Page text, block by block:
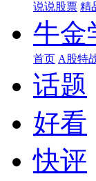
说说股票 精
牛金
首页 A股特
话题
好看
快评